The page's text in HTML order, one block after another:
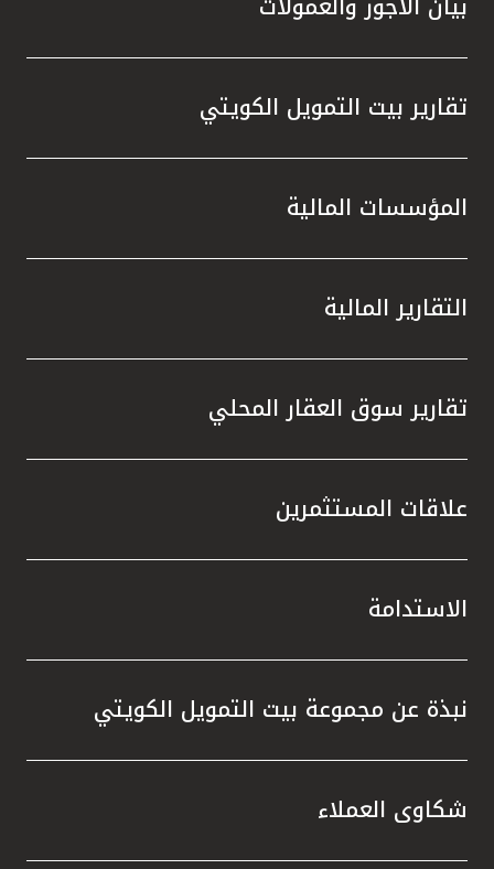
مملكة البحرين
تقارير بيت التمويل الكويتي
المؤسسات المالية
التقارير المالية
تقارير سوق العقار المحلي
علاقات المستثمرين
الاستدامة
نبذة عن مجموعة بيت التمويل الكويتي
شكاوى العملاء